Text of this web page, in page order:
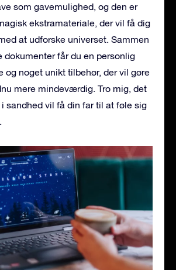
som gavemulighed, og den er
ekstramateriale, der vil få dig
at udforske universet. Sammen
dokumenter får du en personlig
og noget unikt tilbehør, der vil gøre
mere mindeværdig. Tro mig, det
i sandhed vil få din far til at føle sig